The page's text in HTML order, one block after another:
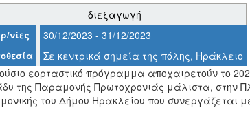
διεξαγωγή
νίες 30/12/2023 - 31/12/2023
Σε κεντρικά σημεία της πόλης, Ηράκλειο
εορταστικό πρόγραμμα αποχαιρετούν το
της Παραμονής Πρωτοχρονιάς μάλιστα, στην
του Δήμου Ηρακλείου που